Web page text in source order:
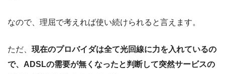
なので、理屈で考えれば使い続けられると言えます。
ただ、 現在のプロバイダは全て光回線に力を入れているの
で、ADSLの需要が無くなったと判断して突然サービスの